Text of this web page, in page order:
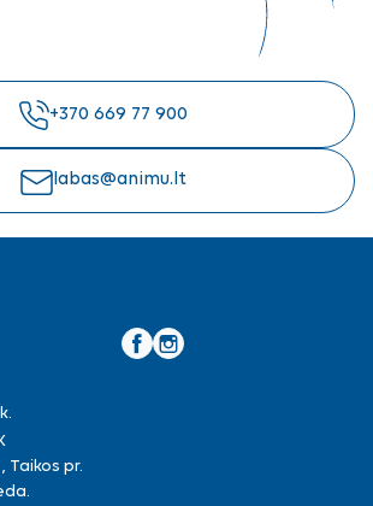
+370 669 77 900
labas@animu.lt
Taikos pr.